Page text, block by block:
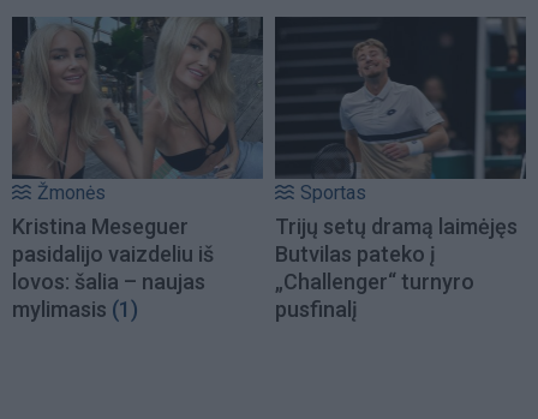
Žmonės
Kristina Meseguer
pasidalijo vaizdeliu iš
lovos: šalia – naujas
mylimasis (1)
Sportas
Trijų setų dramą laimėjęs
Butvilas pateko į
„Challenger“ turnyro
pusfinalį